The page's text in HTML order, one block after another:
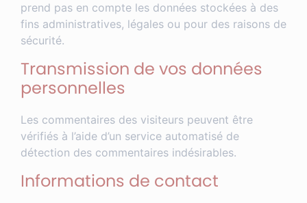
prend pas en compte les données stockées à des
fins administratives, légales ou pour des raisons de
sécurité.
Transmission de vos données
personnelles
Les commentaires des visiteurs peuvent être
vérifiés à l’aide d’un service automatisé de
détection des commentaires indésirables.
Informations de contact